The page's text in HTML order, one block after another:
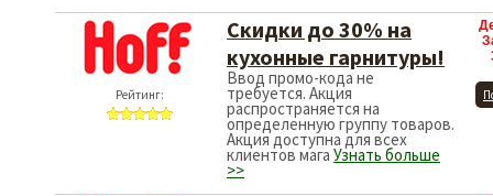
Рейтинг:
Скидки до 30% на
кухонные гарнитуры!
Ввод промо-кода не
требуется. Акция
распространяется на
определенную группу товаров.
Акция доступна для всех
клиентов мага Узнать больше
>>